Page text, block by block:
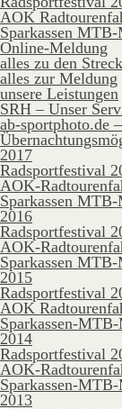
AOK
Sparkassen
Online-Meldung
alles zu den
alles zur Meldung
unsere Leistungen
SRH – Unser
ab-sportphoto.de
2017
Radsportfestival
AOK-
Sparkassen
2016
Radsportfestival
AOK-
Sparkassen
2015
Radsportfestival
AOK
Sparkassen-
2014
Radsportfestival
AOK-
Sparkassen-
2013